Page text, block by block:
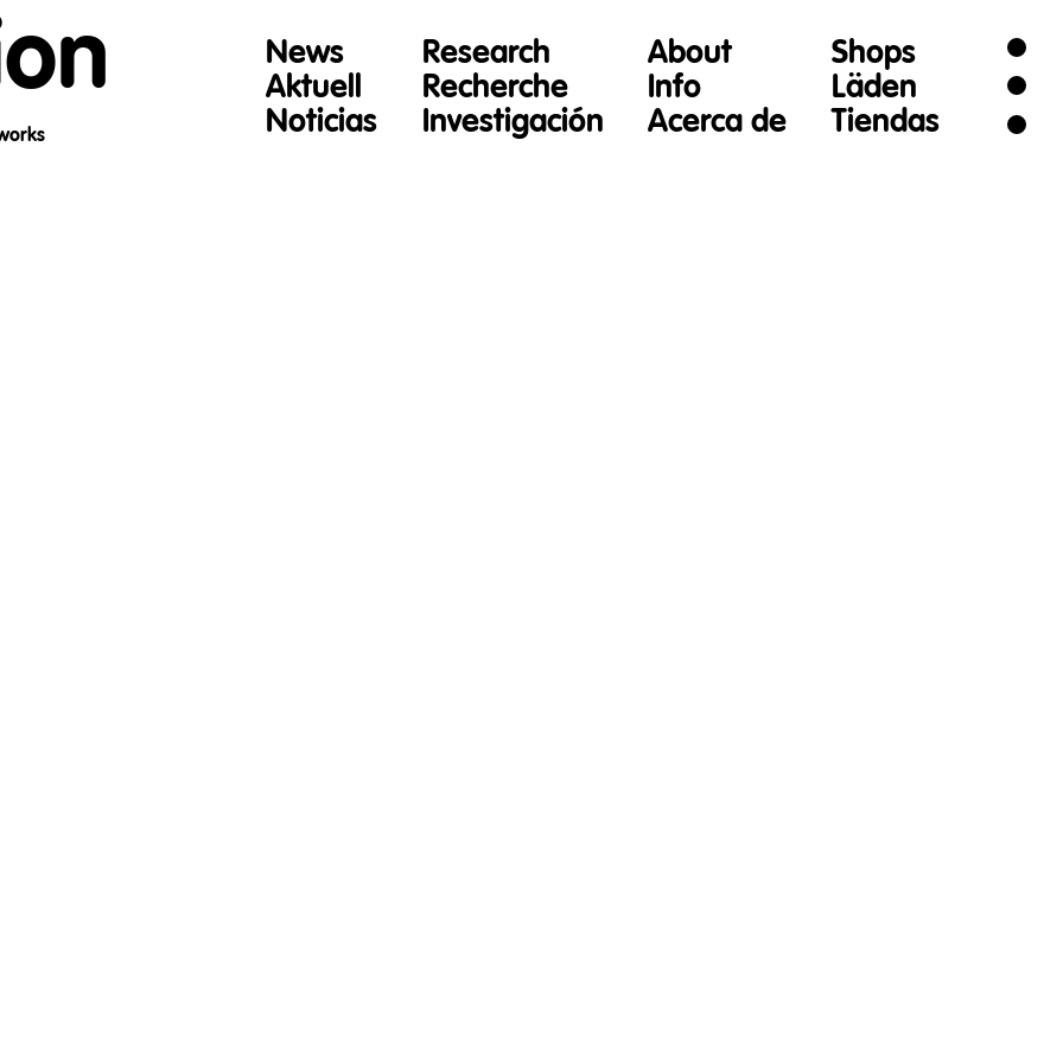
News
Aktuell
Noticias
Research
Recherche
Investigación
About
Info
Acerca de
Shops
Läden
Tiendas